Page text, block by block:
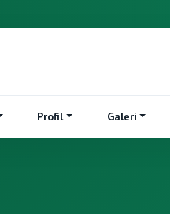
Profil Galeri